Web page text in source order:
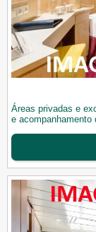
Áreas privadas e
e acompanhamento